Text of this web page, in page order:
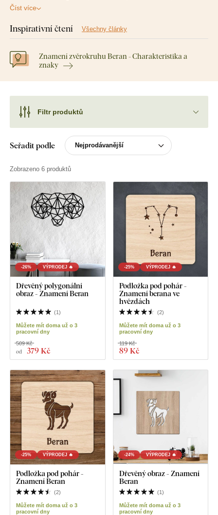
Číst více
Inspirativní čtení Všechny články
Znamení zvěrokruhu Beran - Charakteristika a
znaky
Filtr produktů
Seřadit podle
Zobrazeno 6 produktů
-26% VÝPRODEJ 🔥
Dřevěný polygonální
obraz - Znamení Beran
(1)
Můžete mít doma už o 3
pracovní dny
od 379 Kč
509 Kč
-25% VÝPRODEJ 🔥
Podložka pod pohár -
Znamení berana ve
hvězdách
(2)
Můžete mít doma už o 3
pracovní dny
89 Kč
119 Kč
-25% VÝPRODEJ 🔥
Podložka pod pohár -
Znamení Beran
(2)
Můžete mít doma už o 3
pracovní dny
-24% VÝPRODEJ 🔥
Dřevěný obraz - Znamení
Beran
(1)
Můžete mít doma už o 3
pracovní dny